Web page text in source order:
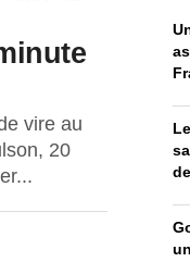
vire au
20